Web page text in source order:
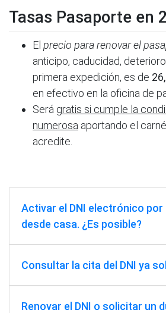
Tasas Pasaporte en
El precio para renovar el
anticipo, caducidad,
primera expedición, es de
en efectivo en la oficina de
Será gratis si cumple la
numerosa aportando el
acredite.
Activar el DNI electrónico por
desde casa. ¿Es posible?
Consultar la cita del DNI ya
Renovar el DNI o solicitar un